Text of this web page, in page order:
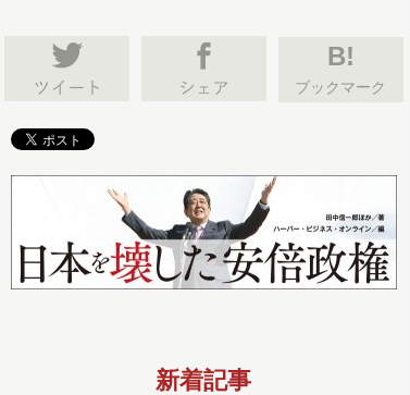
B!
ブックマーク
新着記事